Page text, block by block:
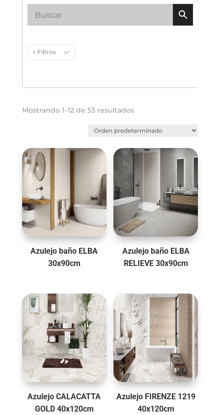
= Filtros
Mostrando 1–24 de 53 resultados
Azulejo baño ELBA
30x90cm
Azulejo baño ELBA
RELIEVE 30x90cm
Azulejo CALACATTA
GOLD 40x120cm
Azulejo FIRENZE 1219
40x120cm